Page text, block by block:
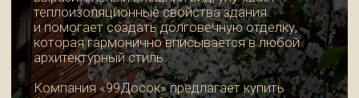
ПРЕИМУЩЕСТВА
ФАСАДНОЙ ДОСКИ